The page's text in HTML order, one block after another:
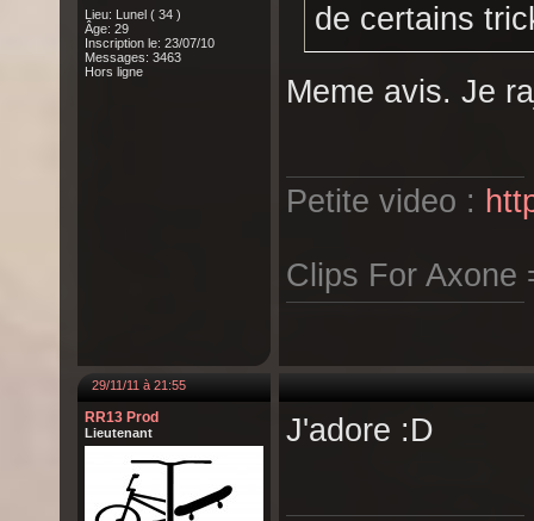
Lieu: Lunel ( 34 )
Âge: 29
Inscription le: 23/07/10
Messages: 3463
Hors ligne
de certains
Meme avis. Je
Petite video :
Clips For Axone
29/11/11 à 21:55
RR13 Prod
Lieutenant J'adore :D